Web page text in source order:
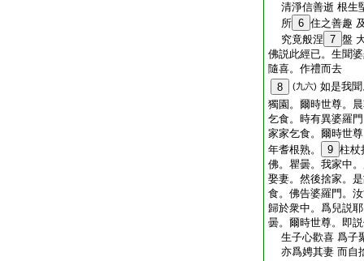
清淨信善逝 根生
所 6 住之善趣
究竟般涅 7 盤
佛説此經已。生聞
隨喜。作禮而去
8
(九六) 如是我
獨園。爾時世尊。
乞食。時有異婆羅
家家乞食。爾時世
年耆根熟。
9 柱杖
佛。瞿曇。我家中
娶妻。然後捨家。
食。佛告婆羅門。
歸於衆中。爲兒説
曇。爾時世尊。即
生子心歡喜 爲子
亦爲娉其妻 而自